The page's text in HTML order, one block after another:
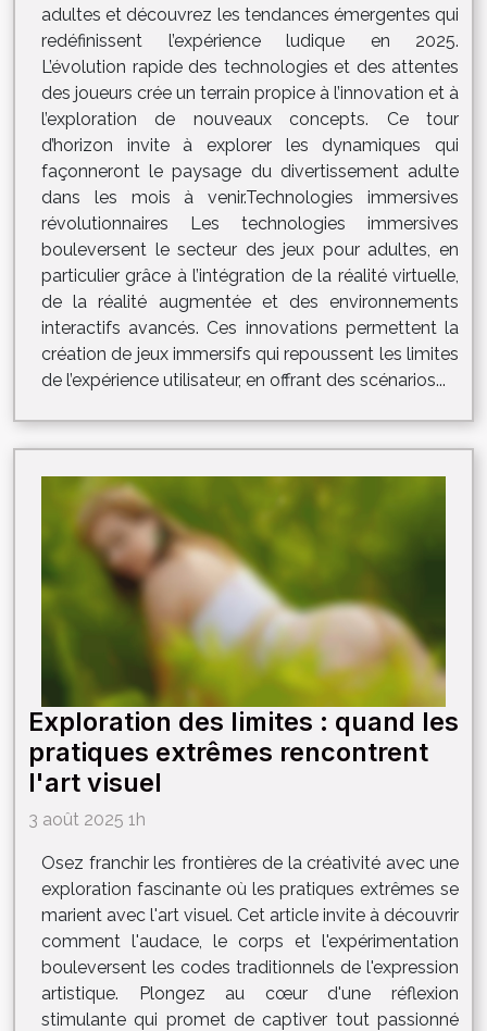
adultes et découvrez les tendances émergentes qui
redéfinissent l’expérience ludique en 2025.
L’évolution rapide des technologies et des attentes
des joueurs crée un terrain propice à l’innovation et à
l’exploration de nouveaux concepts. Ce tour
d’horizon invite à explorer les dynamiques qui
façonneront le paysage du divertissement adulte
dans les mois à venir.Technologies immersives
révolutionnaires Les technologies immersives
bouleversent le secteur des jeux pour adultes, en
particulier grâce à l’intégration de la réalité virtuelle,
de la réalité augmentée et des environnements
interactifs avancés. Ces innovations permettent la
création de jeux immersifs qui repoussent les limites
de l’expérience utilisateur, en offrant des scénarios...
Exploration des limites : quand les
pratiques extrêmes rencontrent
l'art visuel
3 août 2025 1h
Osez franchir les frontières de la créativité avec une
exploration fascinante où les pratiques extrêmes se
marient avec l'art visuel. Cet article invite à découvrir
comment l'audace, le corps et l'expérimentation
bouleversent les codes traditionnels de l'expression
artistique. Plongez au cœur d'une réflexion
stimulante qui promet de captiver tout passionné